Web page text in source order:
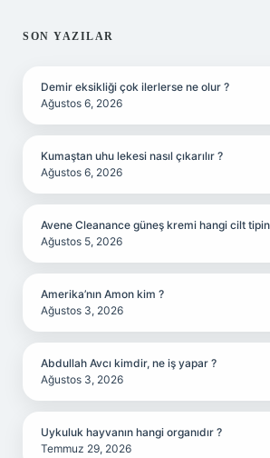
SON YAZILAR
Demir eksikliği çok ilerlerse ne olur ?
Ağustos 6, 2026
Kumaştan uhu lekesi nasıl çıkarılır ?
Ağustos 6, 2026
Avene Cleanance güneş kremi hangi cilt
Ağustos 5, 2026
Amerika’nın Amon kim ?
Ağustos 3, 2026
Abdullah Avcı kimdir, ne iş yapar ?
Ağustos 3, 2026
Uykuluk hayvanın hangi organıdır ?
Temmuz 29, 2026